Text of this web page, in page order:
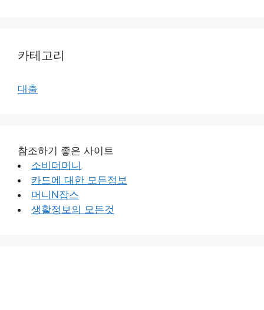
카테고리
대출
참조하기 좋은 사이트
소비더머니
카드에 대한 모든정보
머니N잡스
생활정보의 모든것